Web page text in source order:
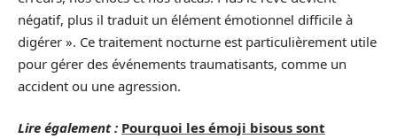
négatif, plus il traduit un élément émotionnel difficile à
digérer ». Ce traitement nocturne est particulièrement utile
pour gérer des événements traumatisants, comme un
accident ou une agression.
Lire également : Pourquoi les émoji bisous sont